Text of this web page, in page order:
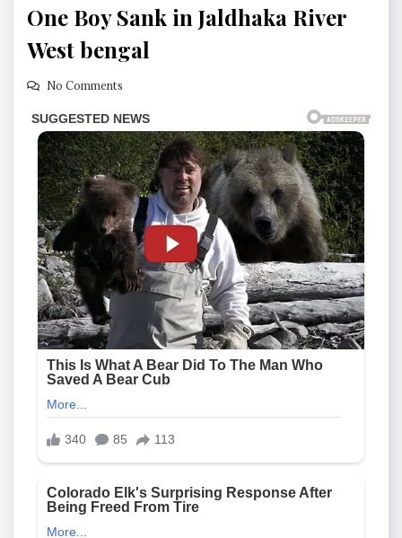
One Boy Sank in Jaldhaka River
West bengal
No Comments